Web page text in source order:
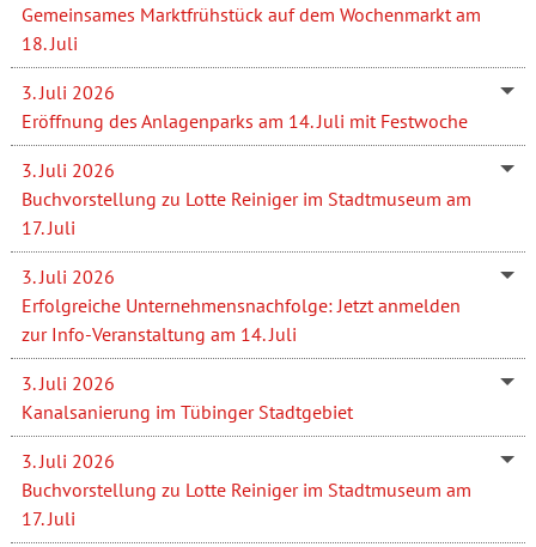
Gemeinsames Marktfrühstück auf dem Wochenmarkt am
18. Juli
3. Juli 2026
Eröffnung des Anlagenparks am 14. Juli mit Festwoche
3. Juli 2026
Buchvorstellung zu Lotte Reiniger im Stadtmuseum am
17. Juli
3. Juli 2026
Erfolgreiche Unternehmensnachfolge: Jetzt anmelden
zur Info-Veranstaltung am 14. Juli
3. Juli 2026
Kanalsanierung im Tübinger Stadtgebiet
3. Juli 2026
Buchvorstellung zu Lotte Reiniger im Stadtmuseum am
17. Juli